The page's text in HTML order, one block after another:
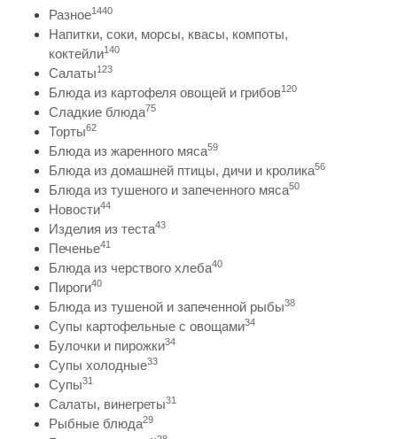
Разное1440
Напитки, соки, морсы, квасы, компоты,
коктейли140
Салаты123
Блюда из картофеля овощей и грибов120
Сладкие блюда75
Торты62
Блюда из жаренного мяса59
Блюда из домашней птицы, дичи и кролика56
Блюда из тушеного и запеченного мяса50
Новости44
Изделия из теста43
Печенье41
Блюда из черствого хлеба40
Пироги40
Блюда из тушеной и запеченной рыбы38
Супы картофельные с овощами34
Булочки и пирожки34
Супы холодные33
Супы31
Салаты, винегреты31
Рыбные блюда29